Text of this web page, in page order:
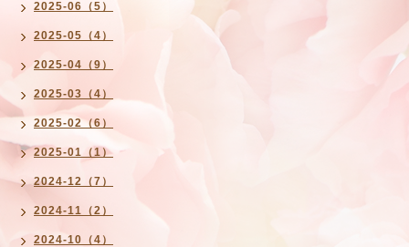
2025-06（5）
2025-05（4）
2025-04（9）
2025-03（4）
2025-02（6）
2025-01（1）
2024-12（7）
2024-11（2）
2024-10（4）